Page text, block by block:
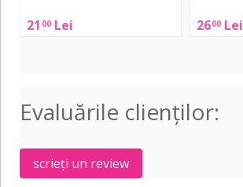
21 00 Lei
MA1
Nylon
2600 Lei
Custom
for
Evaluările clienţilor:
scrieți un review